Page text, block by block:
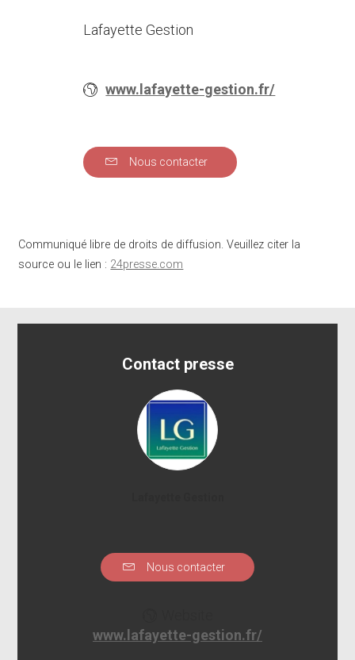
Lafayette Gestion
www.lafayette-gestion.fr/
Nous contacter
Communiqué libre de droits de diffusion. Veuillez citer la
source ou le lien : 24presse.com
Contact presse
Nous contacter
www.lafayette-gestion.fr/